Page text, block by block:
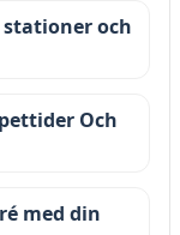
stationer och
Och
med din